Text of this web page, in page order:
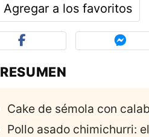
Agregar a los favoritos
RESUMEN
Cake de sémola con
Pollo asado chimichurri: